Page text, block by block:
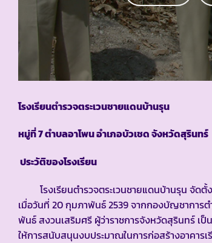
โรงเรียนตำรวจตระเวนชายแดนบ้านรุน
หมู่ที่ 7 ตำบลอาโพน อำเภอบัวเชด จังหวัดสุรินทร์
ประวัติของโรงเรียน
โรงเรียนตำรวจตระเวนชายแดนบ้านรุน จัดตั้
เมื่อวันที่ 20 กุมภาพันธ์ 2539 จากกองบัญชาการต
พันธ์ สงวนเสริมศรี ผู้ว่าราชการจังหวัดสุรินทร์ เ
ให้การสนับสนุนงบประมาณในการก่อสร้างอาคาร